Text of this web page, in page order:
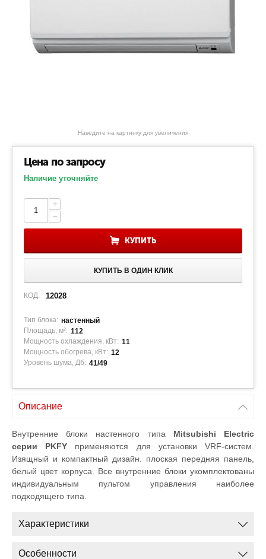
Наведите на картинку для увеличения
Цена по запросу
Наличие уточняйте
+
−
КУПИТЬ
КУПИТЬ В ОДИН КЛИК
КОД: 12028
Тип блока: настенный
Площадь, м²: 112
Мощность охлаждения, кВт: 11
Мощность обогрева, кВт: 12
Уровень шума, Дб: 41/49
Описание
Внутренние блоки настенного типа Mitsubishi Electric
серии PKFY применяются для установки VRF-систем.
Изящный и компактный дизайн. плоская передняя панель,
белый цвет корпуса. Все внутренние блоки укомплектованы
индивидуальным пультом управления наиболее
подходящего типа.
Характеристики
Особенности